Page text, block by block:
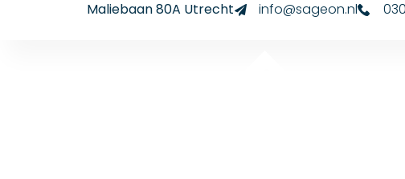
Maliebaan 80A Utrecht info@sageon.nl